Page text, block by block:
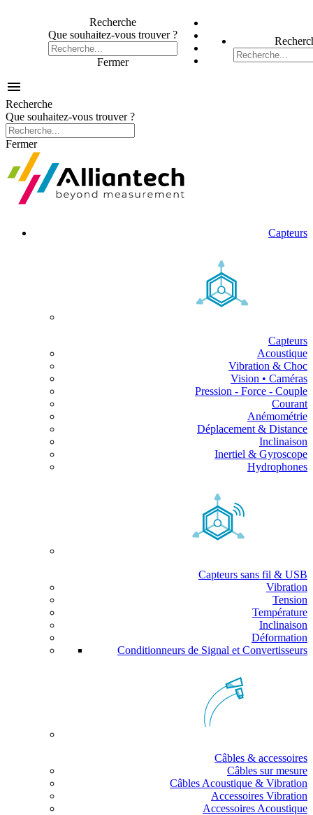
Recherche
Que souhaitez-vous trouver ?
Fermer

Recherche
Que souhaitez-vous trouver ?
Fermer
Capteurs
Capteurs
Acoustique
Vibration & Choc
Vision • Caméras
Pression - Force - Couple
Courant
Anémométrie
Déplacement & Distance
Inclinaison
Inertiel & Gyroscope
Hydrophones
Capteurs sans fil & USB
Vibration
Tension
Température
Inclinaison
Déformation
Conditionneurs de Signal et Convertisseurs
Câbles & accessoires
Câbles sur mesure
Câbles Acoustique & Vibration
Accessoires Vibration
Accessoires Acoustique